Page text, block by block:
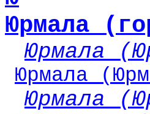
Юрмала
Юрмала
Юрмала
Юрмала